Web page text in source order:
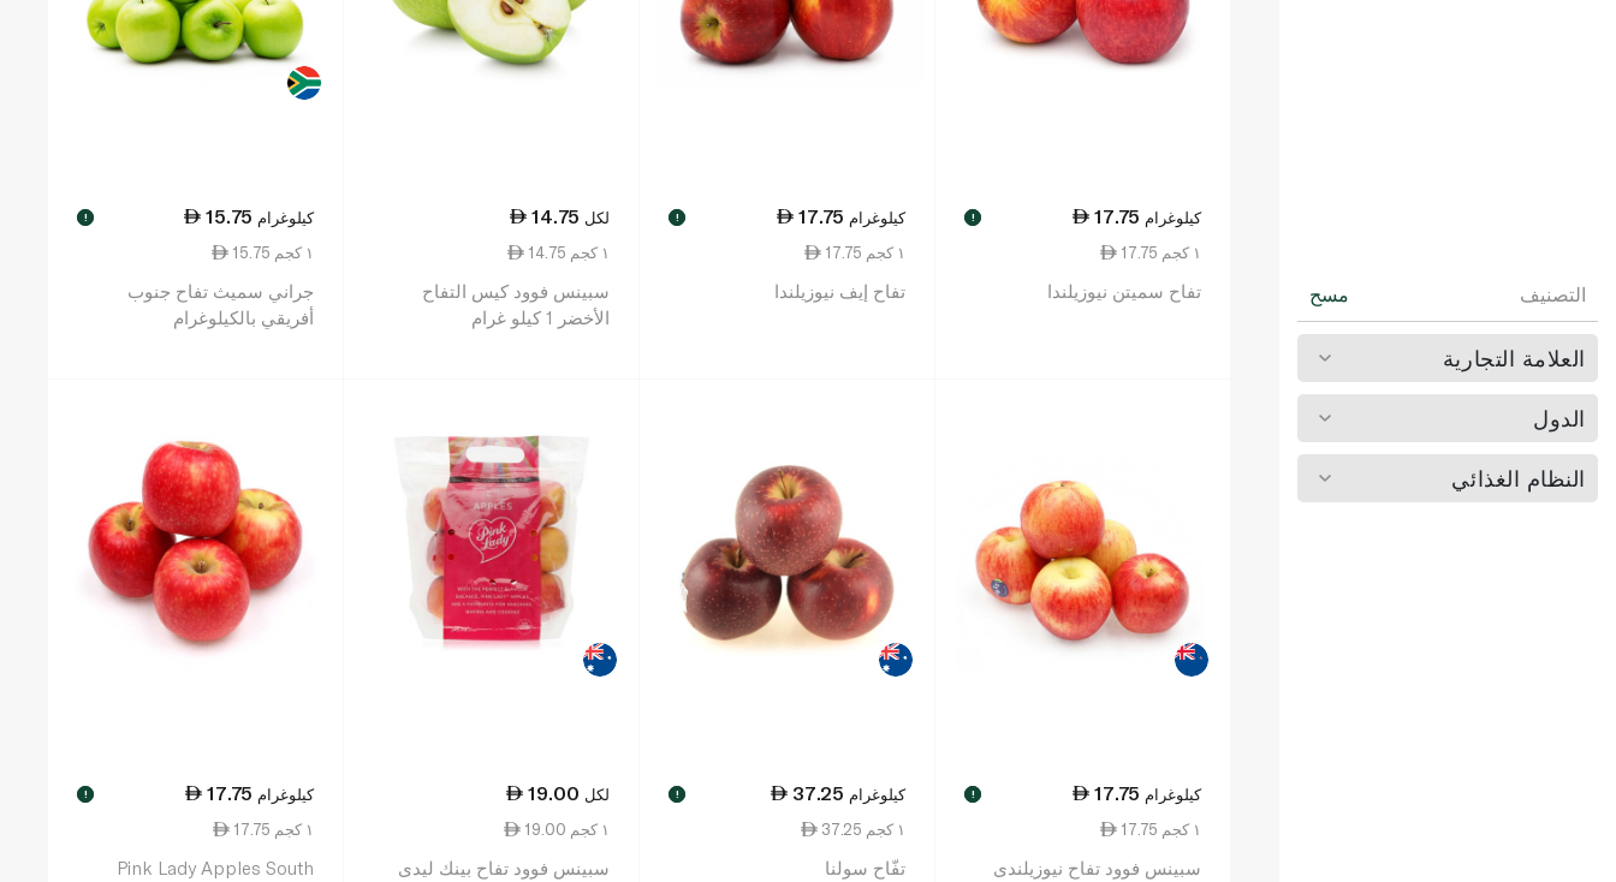
التصنيف مسح
العلامة التجارية
الدول
النظام الغذائي
17.75 كيلوغرام !
17.75 ١ كجم
تفاح سميتن نيوزيلندا
17.75 كيلوغرام !
17.75 ١ كجم
تفاح إيف نيوزيلندا
14.75 لكل
14.75 ١ كجم
سبينس فوود كيس التفاح
الأخضر 1 كيلو غرام
15.75 كيلوغرام !
15.75 ١ كجم
جراني سميث تفاح جنوب
أفريقي بالكيلوغرام
17.75 كيلوغرام !
17.75 ١ كجم
سبينس فوود تفاح نيوزيلندى
37.25 كيلوغرام !
37.25 ١ كجم
تفّاح سولنا
19.00 لكل
19.00 ١ كجم
سبينس فوود تفاح بينك ليدى
17.75 كيلوغرام !
17.75 ١ كجم
Pink Lady Apples South